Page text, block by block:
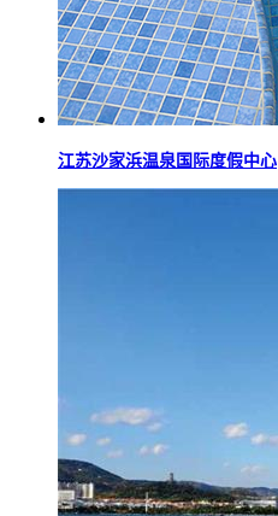
江苏沙家浜温泉国际度假中心